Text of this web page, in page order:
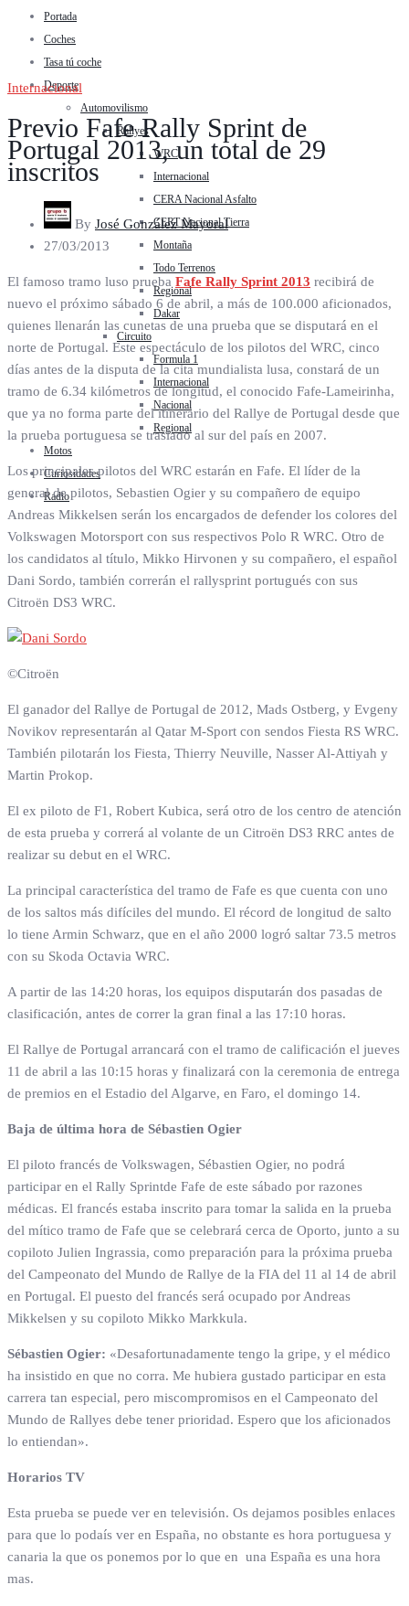
Portada
Coches
Tasa tú coche
Deporte
Automovilismo
Rallyes
WRC
Internacional
CERA Nacional Asfalto
CERT Nacional Tierra
Montaña
Todo Terrenos
Regional
Dakar
Circuito
Formula 1
Internacional
Nacional
Regional
Motos
Curiosidades
Radio
Internacional
Previo Fafe Rally Sprint de
Portugal 2013, un total de 29
inscritos
By José González Mayoral
27/03/2013
El famoso tramo luso prueba Fafe Rally Sprint 2013 recibirá de
nuevo el próximo sábado 6 de abril, a más de 100.000 aficionados,
quienes llenarán las cunetas de una prueba que se disputará en el
norte de Portugal. Este espectáculo de los pilotos del WRC, cinco
días antes de la disputa de la cita mundialista lusa, constará de un
tramo de 6.34 kilómetros de longitud, el conocido Fafe-Lameirinha,
que ya no forma parte del itinerario del Rallye de Portugal desde que
la prueba portuguesa se trasladó al sur del país en 2007.
Los principales pilotos del WRC estarán en Fafe. El líder de la
general de pilotos, Sebastien Ogier y su compañero de equipo
Andreas Mikkelsen serán los encargados de defender los colores del
Volkswagen Motorsport con sus respectivos Polo R WRC. Otro de
los candidatos al título, Mikko Hirvonen y su compañero, el español
Dani Sordo, también correrán el rallysprint portugués con sus
Citroën DS3 WRC.
©Citroën
El ganador del Rallye de Portugal de 2012, Mads Ostberg, y Evgeny
Novikov representarán al Qatar M-Sport con sendos Fiesta RS WRC.
También pilotarán los Fiesta, Thierry Neuville, Nasser Al-Attiyah y
Martin Prokop.
El ex piloto de F1, Robert Kubica, será otro de los centro de atención
de esta prueba y correrá al volante de un Citroën DS3 RRC antes de
realizar su debut en el WRC.
La principal característica del tramo de Fafe es que cuenta con uno
de los saltos más difíciles del mundo. El récord de longitud de salto
lo tiene Armin Schwarz, que en el año 2000 logró saltar 73.5 metros
con su Skoda Octavia WRC.
A partir de las 14:20 horas, los equipos disputarán dos pasadas de
clasificación, antes de correr la gran final a las 17:10 horas.
El Rallye de Portugal arrancará con el tramo de calificación el jueves
11 de abril a las 10:15 horas y finalizará con la ceremonia de entrega
de premios en el Estadio del Algarve, en Faro, el domingo 14.
Baja de última hora de Sébastien Ogier
El piloto francés de Volkswagen, Sébastien Ogier, no podrá
participar en el Rally Sprintde Fafe de este sábado por razones
médicas. El francés estaba inscrito para tomar la salida en la prueba
del mítico tramo de Fafe que se celebrará cerca de Oporto, junto a su
copiloto Julien Ingrassia, como preparación para la próxima prueba
del Campeonato del Mundo de Rallye de la FIA del 11 al 14 de abril
en Portugal. El puesto del francés será ocupado por Andreas
Mikkelsen y su copiloto Mikko Markkula.
Sébastien Ogier: «Desafortunadamente tengo la gripe, y el médico
ha insistido en que no corra. Me hubiera gustado participar en esta
carrera tan especial, pero miscompromisos en el Campeonato del
Mundo de Rallyes debe tener prioridad. Espero que los aficionados
lo entiendan».
Horarios TV
Esta prueba se puede ver en televisión. Os dejamos posibles enlaces
para que lo podaís ver en España, no obstante es hora portuguesa y
canaria la que os ponemos por lo que en una España es una hora
mas.